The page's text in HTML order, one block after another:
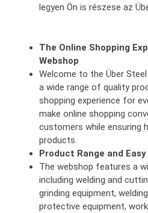
legyen Ön is részese az
The Online Shopping
Webshop
Welcome to the Über
a wide range of quality
shopping experience for
make online shopping
customers while ensuring
products.
Product Range and
The webshop features a
including welding and
grinding equipment,
protective equipment,